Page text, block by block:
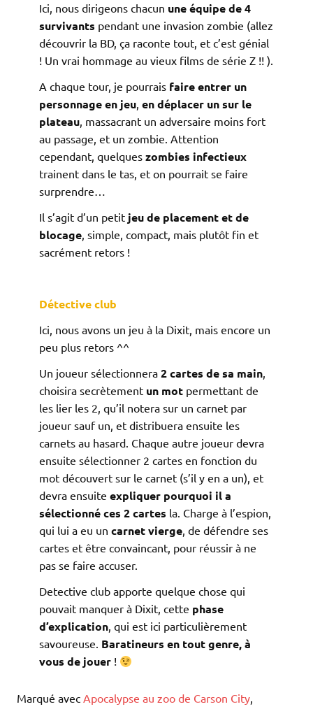
Ici, nous dirigeons chacun une équipe de 4
survivants pendant une invasion zombie (allez
découvrir la BD, ça raconte tout, et c’est génial
! Un vrai hommage au vieux films de série Z !! ).
A chaque tour, je pourrais faire entrer un
personnage en jeu, en déplacer un sur le
plateau, massacrant un adversaire moins fort
au passage, et un zombie. Attention
cependant, quelques zombies infectieux
trainent dans le tas, et on pourrait se faire
surprendre…
Il s’agit d’un petit jeu de placement et de
blocage, simple, compact, mais plutôt fin et
sacrément retors !
Détective club
Ici, nous avons un jeu à la Dixit, mais encore un
peu plus retors ^^
Un joueur sélectionnera 2 cartes de sa main,
choisira secrètement un mot permettant de
les lier les 2, qu’il notera sur un carnet par
joueur sauf un, et distribuera ensuite les
carnets au hasard. Chaque autre joueur devra
ensuite sélectionner 2 cartes en fonction du
mot découvert sur le carnet (s’il y en a un), et
devra ensuite expliquer pourquoi il a
sélectionné ces 2 cartes la. Charge à l’espion,
qui lui a eu un carnet vierge, de défendre ses
cartes et être convaincant, pour réussir à ne
pas se faire accuser.
Detective club apporte quelque chose qui
pouvait manquer à Dixit, cette phase
d’explication, qui est ici particulièrement
savoureuse. Baratineurs en tout genre, à
vous de jouer !
Marqué avec Apocalypse au zoo de Carson City,